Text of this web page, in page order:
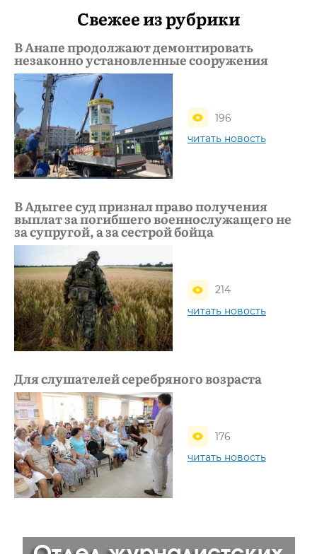
Свежее из рубрики
В Анапе продолжают демонтировать
незаконно установленные сооружения
196
читать новость
В Адыгее суд признал право получения
выплат за погибшего военнослужащего не
за супругой, а за сестрой бойца
214
читать новость
Для слушателей серебряного возраста
176
читать новость